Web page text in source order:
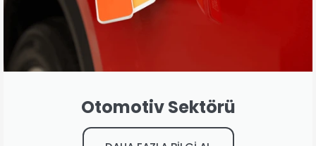
Otomotiv Sektörü